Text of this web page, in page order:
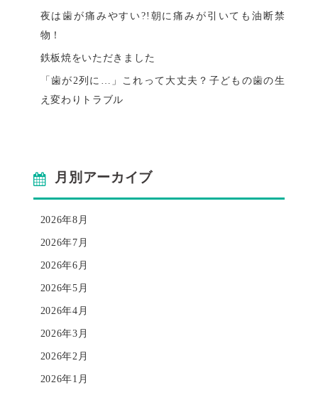
夜は歯が痛みやすい?!朝に痛みが引いても油断禁
物！
鉄板焼をいただきました
「歯が2列に…」これって大丈夫？子どもの歯の生
え変わりトラブル
月別アーカイブ
2026年8月
2026年7月
2026年6月
2026年5月
2026年4月
2026年3月
2026年2月
2026年1月